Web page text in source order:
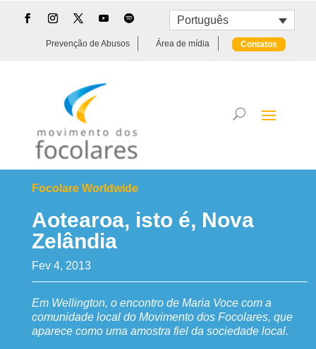
Português
Prevenção de Abusos Área de mídia Contatos
Focolare Worldwide
Aotearoa, isto é, Nova
Zelândia
Fev 4, 2013
Em Wellington, o encontro de Maria Voce com a
comunidade local do Movimento dos Focolares, que
aparece como uma amostra fiel da sociedade local.